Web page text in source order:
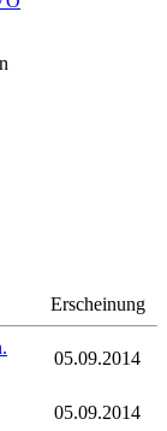
Erscheinung
05.09.2014
05.09.2014